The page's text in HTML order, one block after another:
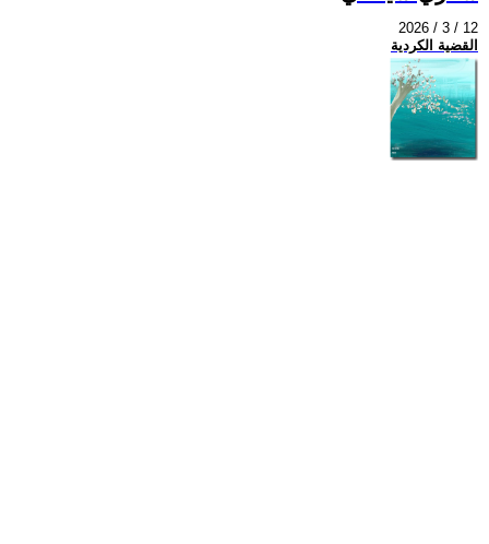
2026 / 3 / 12
القضية الكردية